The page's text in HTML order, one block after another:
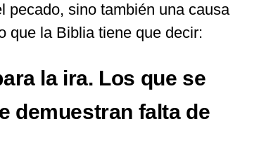
pecado, sino también una causa
que la Biblia tiene que decir:
la ira. Los que se
demuestran falta de